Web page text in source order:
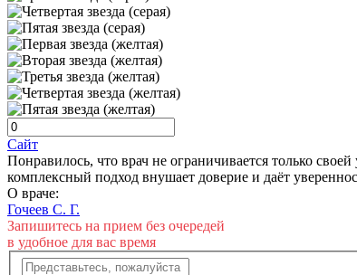
Сайт
Понравилось, что врач не ограничивается только
комплексный подход внушает доверие и даёт
О враче:
Гочеев С. Г.
Запишитесь на прием без очередей
в удобное для вас время